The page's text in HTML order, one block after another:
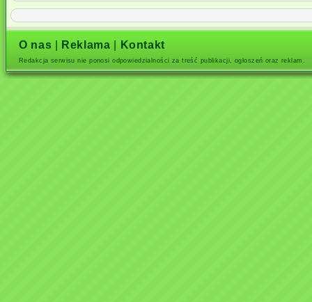
O nas Reklama Kontakt
Redakcja serwisu nie ponosi odpowiedzialności za treść publikacji, ogłoszeń oraz reklam.